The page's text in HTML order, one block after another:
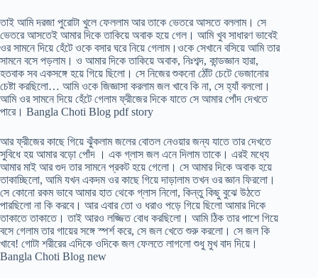
তাই আমি দরজা পুরোটা খুলে ফেললাম আর তাকে ভেতরে আসতে বললাম। সে
ভেতরে আসতেই আমার দিকে তাকিয়ে অবাক হয়ে গেল। আমি খুব সাধারণ ভাবেই
ওর সামনে দিয়ে হেঁটে ওকে বসার ঘরে নিয়ে গেলাম।ওকে সেখানে বসিয়ে আমি তার
সামনে বসে পড়লাম। ও আমার দিকে তাকিয়ে অবাক, নিঃশব্দ, কান্ডজ্ঞান হারা,
হতবাক সব একসঙ্গে হয়ে গিয়ে ছিলো। সে নিজের শুকনো ঠোঁট চেটে ভেজানোর
চেষ্টা করছিলো… আমি ওকে জিজ্ঞাসা করলাম জল খাবে কি না, সে হ্যাঁ বললো।
আমি ওর সামনে দিয়ে হেঁটে গেলাম ফ্রীজের দিকে যাতে সে আমার পোঁদ দেখতে
পারে। Bangla Choti Blog pdf story
আর ফ্রীজের কাছে গিয়ে ঝুঁকলাম জলের বোতল নেওয়ার জন্য যাতে তার দেখতে
সুবিধে হয় আমার বড়ো পোঁদ । এক গ্লাস জল এনে দিলাম তাকে। এরই মধ্যে
আমার মাই আর গুদ তার সামনে প্রকট হয়ে গেলো। সে আমার দিকে অবাক হয়ে
তাকাচ্ছিলো, আমি যখন একদম ওর কাছে গিয়ে দাড়ালাম তখন ওর জ্ঞান ফিরলো।
সে কোনো রকম ভাবে আমার হাত থেকে গ্লাস নিলো, কিন্তু কিছু বুঝে উঠতে
পারছিলো না কি করবে। আর এবার তো ও ধরাও পড়ে গিয়ে ছিলো আমার দিকে
তাকাতে তাকাতে। তাই আরও লজ্জিত বোধ করছিলো। আমি ঠিক তার পাশে গিয়ে
বসে গেলাম তার গায়ের সঙ্গে স্পর্শ করে, সে জল খেতে শুরু করলো। সে জল কি
খাবে! গোটা শরীরের এদিকে ওদিকে জল ফেলতে লাগলো শুধু মুখ বাদ দিয়ে।
Bangla Choti Blog new